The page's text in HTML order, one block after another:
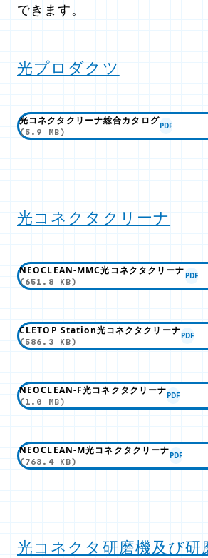
できます。
光プロダクツ
光コネクタクリーナ総合カタログ
(5.9 MB)
PDF
光コネクタクリーナ
NEOCLEAN-MMC光コネクタクリーナ
(651.8 KB)
PDF
CLETOP Station光コネクタクリーナ
(586.3 KB)
PDF
NEOCLEAN-F光コネクタクリーナ
(1.0 MB)
PDF
NEOCLEAN-M光コネクタクリーナ
(763.4 KB)
PDF
光コネクタ研磨機及び研